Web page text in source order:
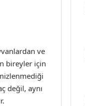
ve
bireyler için
değil, aynı